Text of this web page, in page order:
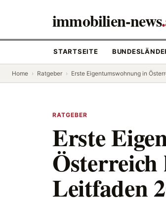
immobilien-news
STARTSEITE
Home › Ratgeber › Erste Eigentumswohnung in
RATGEBER
Erste
Leitfaden